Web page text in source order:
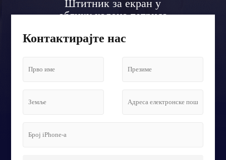
Штитник за екран у
облику колона тетриса
Контактирајте нас